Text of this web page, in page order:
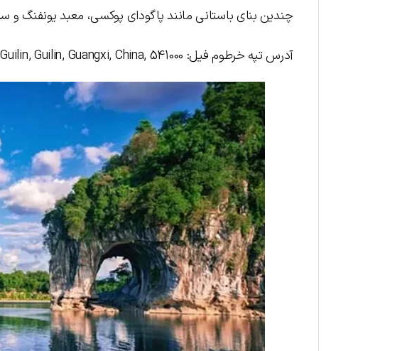
چندین بنای باستانی مانند پاگودای پوکسی، معبد یونفنگ و
آدرس تپه خرطوم فیل: ۷۷۸V+Q8C, Xiangshan District, Guilin, Guilin, Guangxi, China, 541000